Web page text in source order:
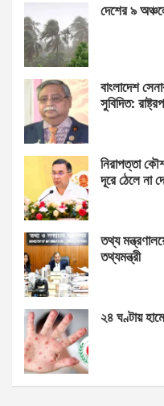
দেশের ৯
বাংলাদেশ
সুবিদিত:
নিরাপত্তা
দূরে ঠেলে না
তথ্য
তথ্যমন্ত্রী
২৪ ঘণ্টায়